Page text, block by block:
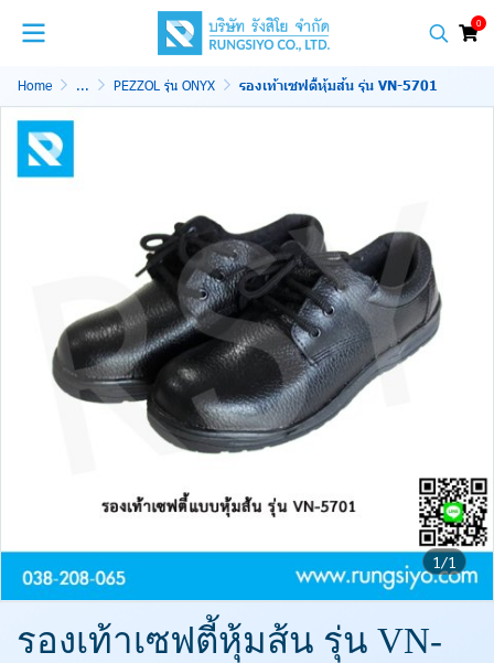
0
Home ... PEZZOL รุ่น ONYX รองเท้าเซฟตี้หุ้มส้น รุ่น VN-5701
1/1
รองเท้าเซฟตี้หุ้มส้น รุ่น VN-